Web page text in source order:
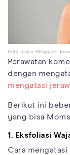
Foto: Cara Mengatasi
Perawatan
dengan
mengatasi
Berikut ini
yang bisa
1. Eksfoliasi
Cara